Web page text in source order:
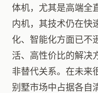
体机，尤其是高端全
内机，其技术仍在快
化、智能化方面已不
活、高性价比的解决
非替代关系。在未来
别墅市场中占据各自